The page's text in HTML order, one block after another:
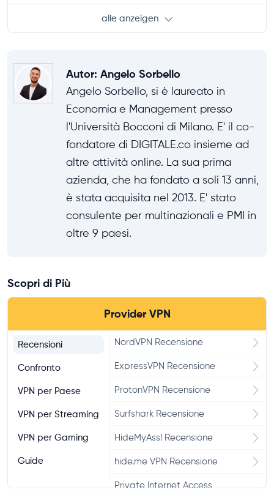
alle anzeigen
Autor: Angelo Sorbello
Angelo Sorbello, si è laureato in
Economia e Management presso
l'Università Bocconi di Milano. E' il co-
fondatore di DIGITALE.co insieme ad
altre attività online. La sua prima
azienda, che ha fondato a soli 13 anni,
è stata acquisita nel 2013. E' stato
consulente per multinazionali e PMI in
oltre 9 paesi.
Scopri di Più
Provider VPN
Recensioni
Confronto
VPN per Paese
VPN per Streaming
VPN per Gaming
Guide
NordVPN Recensione
ExpressVPN Recensione
ProtonVPN Recensione
Surfshark Recensione
HideMyAss! Recensione
hide.me VPN Recensione
Private Internet Access